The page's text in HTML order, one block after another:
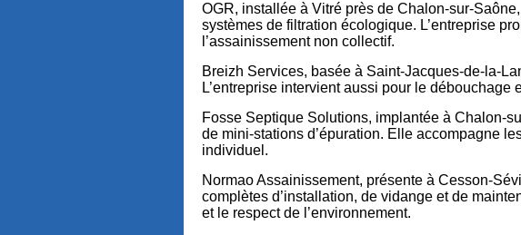
OGR, installée à Vitré près de Chalon-sur-
systèmes de filtration écologique. L’entreprise
l’assainissement non collectif.
Breizh Services, basée à Saint-Jacques-de-la-
L’entreprise intervient aussi pour le
Fosse Septique Solutions, implantée à Chalon-
de mini-stations d’épuration. Elle accompagne
individuel.
Normao Assainissement, présente à Cesson-
complètes d’installation, de vidange et de
et le respect de l’environnement.